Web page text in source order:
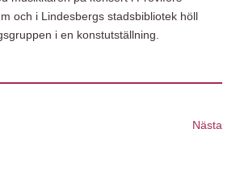
och i Lindesbergs stadsbibliotek höll
i en konstutställning.
Nästa